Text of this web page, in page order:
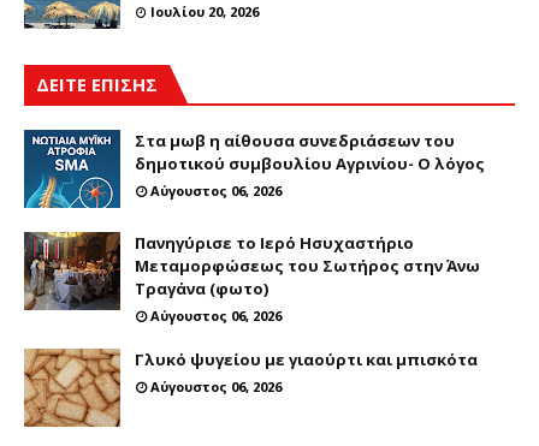
Ιουλίου 20, 2026
ΔΕΙΤΕ ΕΠΙΣΗΣ
Στα μωβ η αίθουσα συνεδριάσεων του
δημοτικού συμβουλίου Αγρινίου- Ο λόγος
Αύγουστος 06, 2026
Πανηγύρισε το Ιερό Ησυχαστήριο
Μεταμορφώσεως του Σωτήρος στην Άνω
Τραγάνα (φωτο)
Αύγουστος 06, 2026
Γλυκό ψυγείου με γιαούρτι και μπισκότα
Αύγουστος 06, 2026